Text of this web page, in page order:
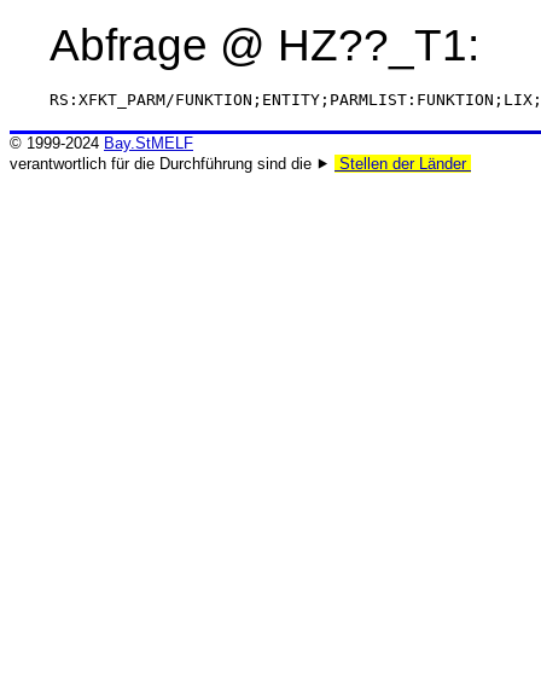
Abfrage @ HZ??_T1:
RS:XFKT_PARM/
© 1999-2024 Bay.StMELF
verantwortlich für die Durchführung sind die ⯈
Stellen der Länder